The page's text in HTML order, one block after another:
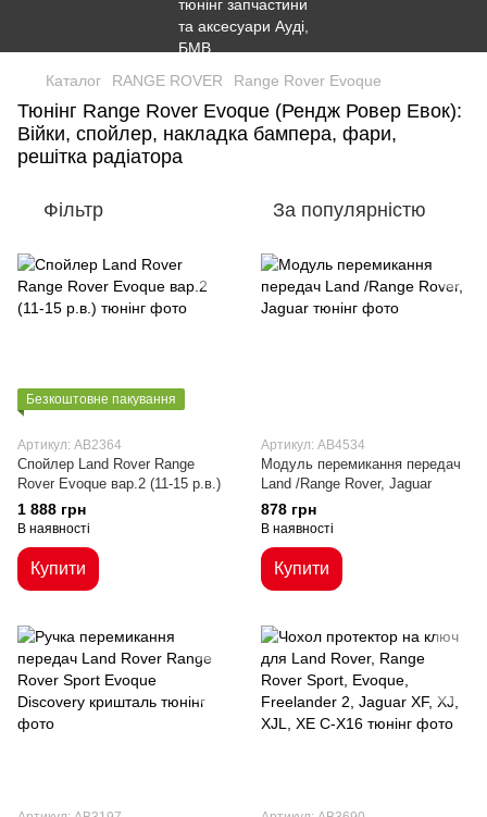
Каталог RANGE ROVER Range Rover Evoque
Тюнінг Range Rover Evoque (Рендж Ровер Евок):
Війки, спойлер, накладка бампера, фари,
решітка радіатора
Фільтр За популярністю
Безкоштовне пакування
Артикул: AB2364
Cпойлер Land Rover Range
Rover Evoque вар.2 (11-15 р.в.)
1 888 грн
В наявності
Купити
Артикул: AB4534
Модуль перемикання передач
Land /Range Rover, Jaguar
878 грн
В наявності
Купити